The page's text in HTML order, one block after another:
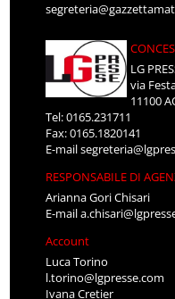
LG
via
11100
Tel: 0165.231711
Fax: 0165.1820141
E-mail
RESPONSABILE DI
Arianna Gori Chisari
E-mail
Account
Luca Torino
l.torino@lgpresse.com
Ivana Cretier